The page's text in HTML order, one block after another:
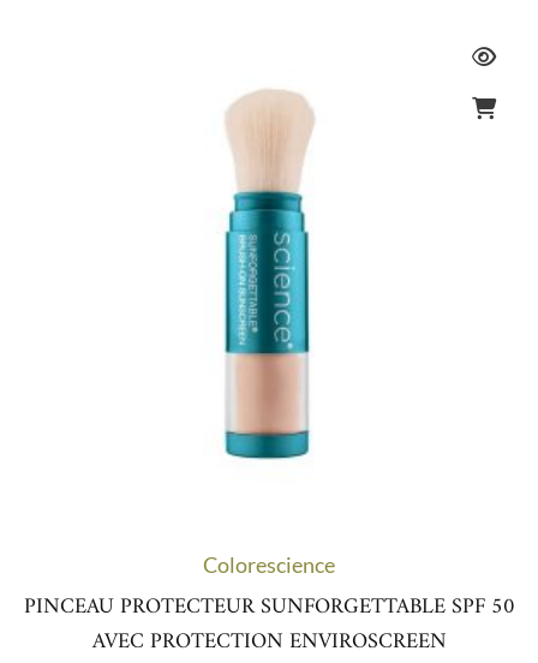
Colorescience
PINCEAU PROTECTEUR SUNFORGETTABLE SPF 50
AVEC PROTECTION ENVIROSCREEN